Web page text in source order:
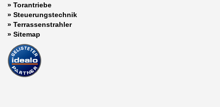
» Torantriebe
» Steuerungstechnik
» Terrassenstrahler
» Sitemap